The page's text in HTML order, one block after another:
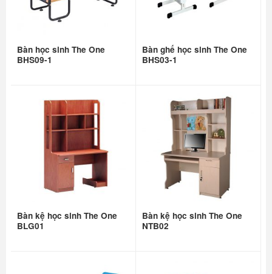
Bàn học sinh The One
BHS09-1
Bàn ghế học sinh The One
BHS03-1
Bàn kệ học sinh The One
BLG01
Bàn kệ học sinh The One
NTB02